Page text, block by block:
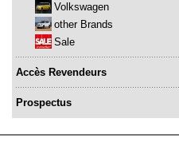
Volkswagen
other Brands
Sale
Accès Revendeurs
Prospectus